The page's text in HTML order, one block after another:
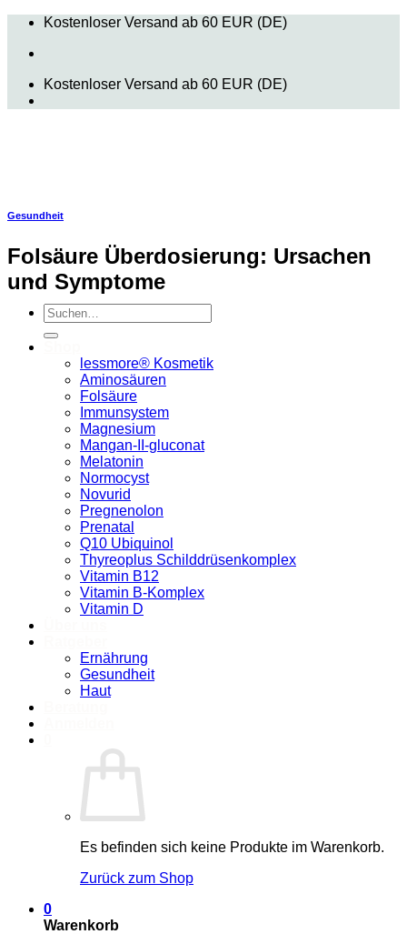
Zum
springen
Kostenloser Versand ab 60 EUR (DE)
Kostenloser Versand ab 60 EUR (DE)
Suchen
nach:
lessmore® Kosmetik
Aminosäuren
Folsäure
Immunsystem
Magnesium
Mangan-II-gluconat
Melatonin
Normocyst
Novurid
Pregnenolon
Prenatal
Q10 Ubiquinol
Thyreoplus Schilddrüsenkomplex
Vitamin B12
Vitamin B-Komplex
Vitamin D
Ernährung
Gesundheit
Haut
Es befinden sich keine Produkte im Warenkorb.
Zurück zum Shop
0
Warenkorb
Gesundheit
Folsäure Überdosierung: Ursachen
und Symptome